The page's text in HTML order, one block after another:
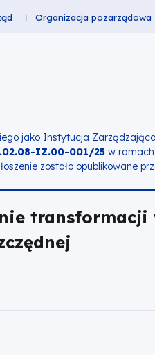
Organizacja pozarządowa
jako Instytucja
IZ.00-001/25 w ramach
zostało opublikowane